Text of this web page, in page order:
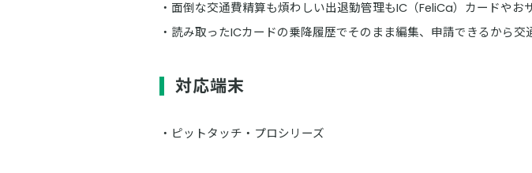
面倒な交通費精算も煩わしい出退勤管理もIC（FeliCa）カードやお
読み取ったICカードの乗降履歴でそのまま編集、申請できるから
対応端末
ピットタッチ・プロシリーズ